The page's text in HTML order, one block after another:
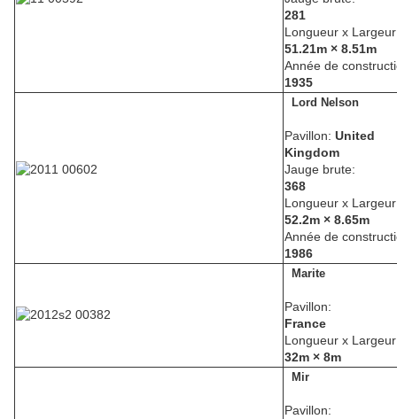
281
Longueur x
51.21m × 8.51m
Année de
1935
Lord Nelson
Pavillon: United
Kingdom
Jauge brute:
368
Longueur x
52.2m × 8.65m
Année de
1986
Marite
Pavillon:
France
Longueur x
32m × 8m
Mir
Pavillon: